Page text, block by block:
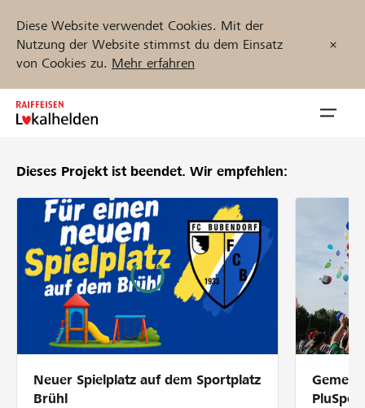
Diese Website verwendet Cookies. Mit der
Nutzung der Website stimmst du dem Einsatz
von Cookies zu. Mehr erfahren
Zum
Inhalt
Unterstützen
Hilfe & Support
Partner / Raiffeisenbank
Projekte und Organisationen finden
Dieses Projekt ist beendet. Wir empfehlen:
Neuer Spielplatz auf dem Sportplatz
Brühl